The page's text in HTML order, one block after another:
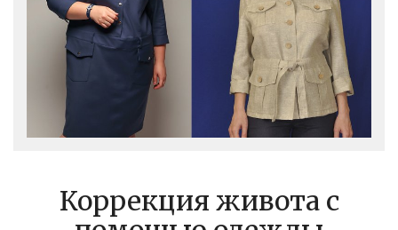
Коррекция живота с